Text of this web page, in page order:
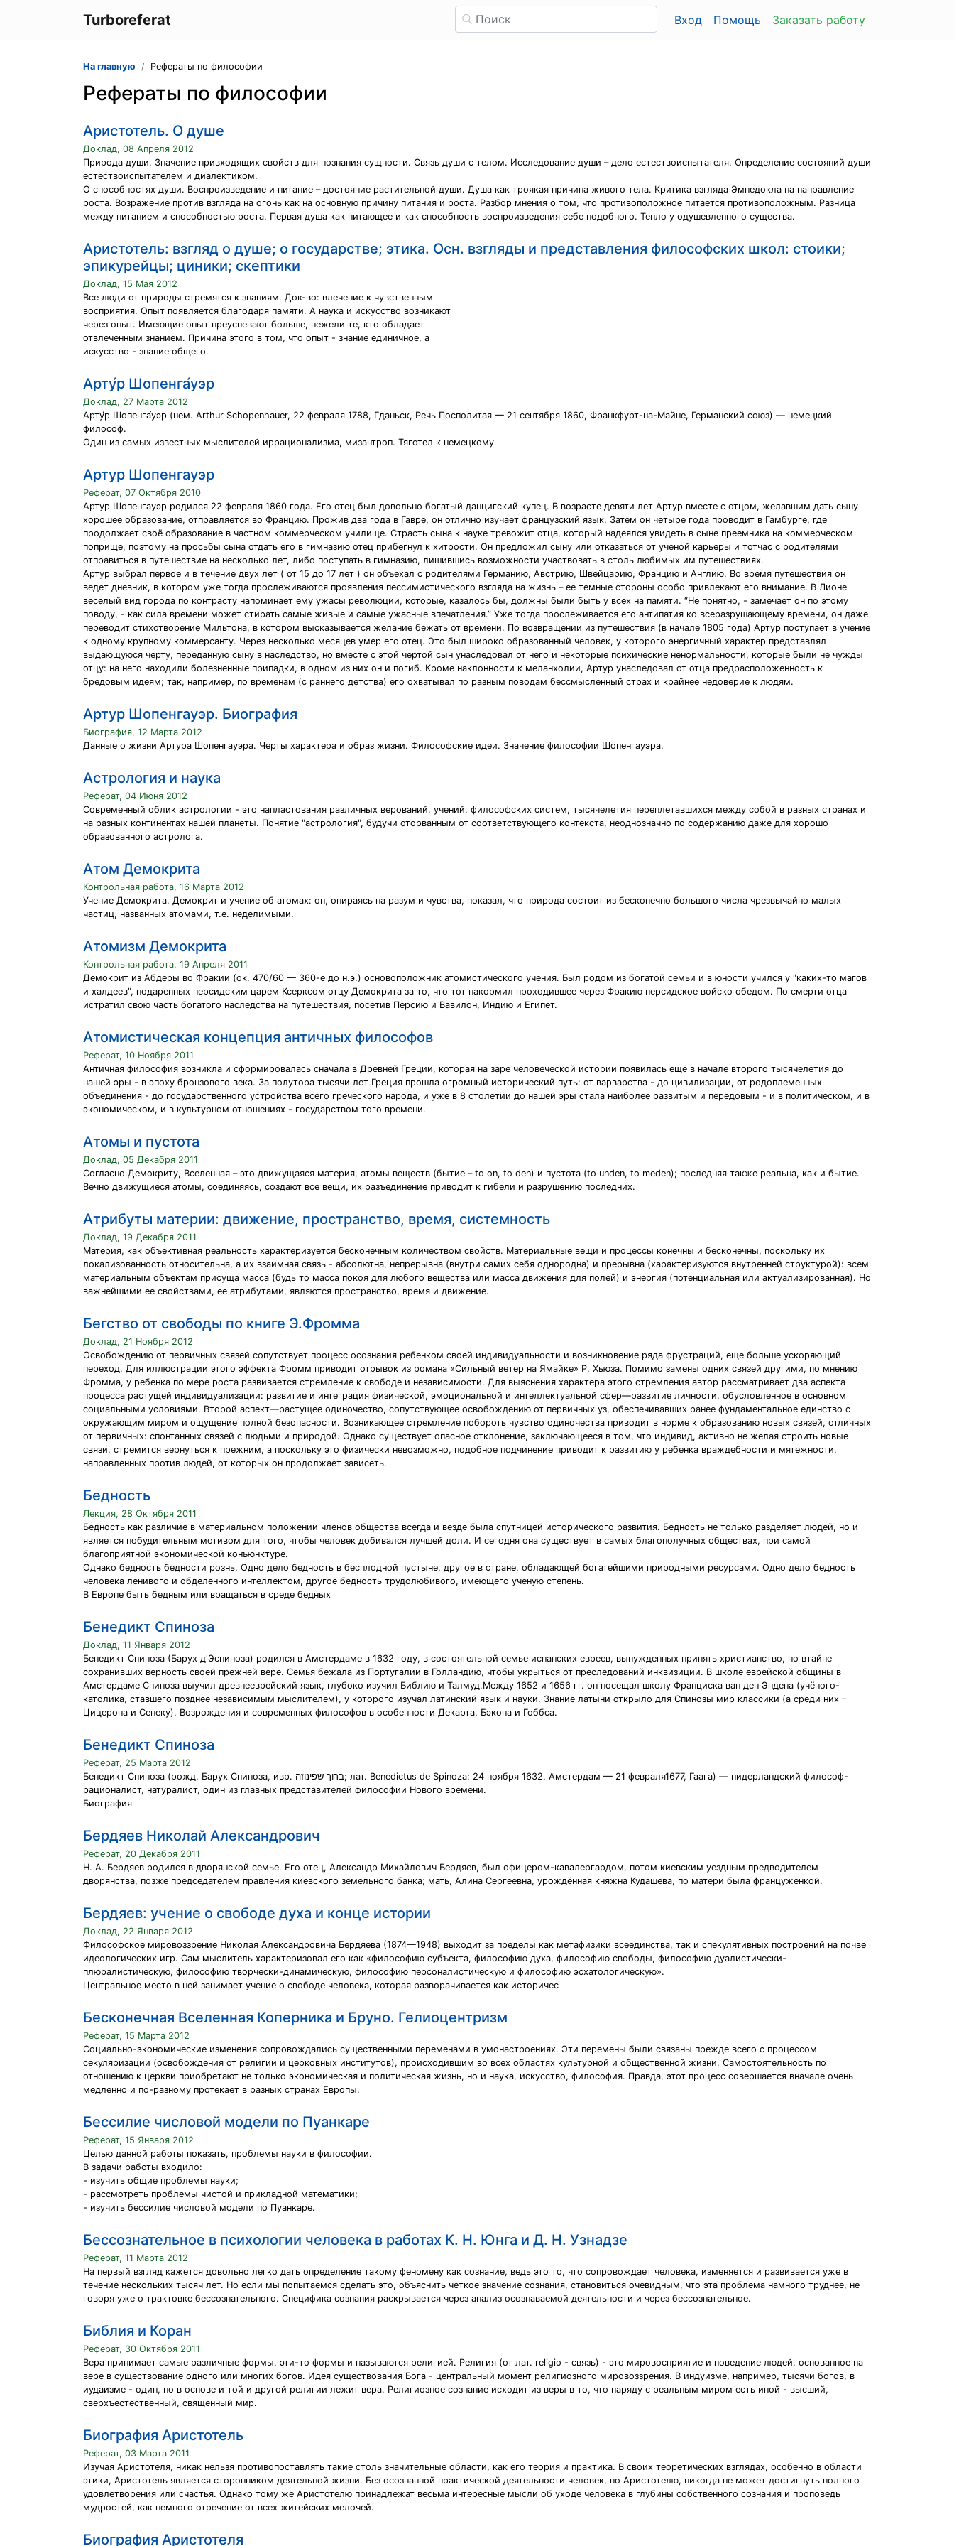
Turboreferat Вход Помощь Заказать работу
На главную Рефераты по философии
Рефераты по философии
Аристотель. О душе
Доклад, 08 Апреля 2012
Природа души. Значение привходящих свойств для познания сущности. Связь души с телом. Исследование души – дело естествоиспытателя. Определение состояний души
естествоиспытателем и диалектиком.
О способностях души. Воспроизведение и питание – достояние растительной души. Душа как троякая причина живого тела. Критика взгляда Эмпедокла на направление
роста. Возражение против взгляда на огонь как на основную причину питания и роста. Разбор мнения о том, что противоположное питается противоположным. Разница
между питанием и способностью роста. Первая душа как питающее и как способность воспроизведения себе подобного. Тепло у одушевленного существа.
Аристотель: взгляд о душе; о государстве; этика. Осн. взгляды и представления философских школ: стоики;
эпикурейцы; циники; скептики
Доклад, 15 Мая 2012
Все люди от природы стремятся к знаниям. Док-во: влечение к чувственным
восприятия. Опыт появляется благодаря памяти. А наука и искусство возникают
через опыт. Имеющие опыт преуспевают больше, нежели те, кто обладает
отвлеченным знанием. Причина этого в том, что опыт - знание единичное, а
искусство - знание общего.
Арту́р Шопенга́уэр
Доклад, 27 Марта 2012
Арту́р Шопенга́уэр (нем. Arthur Schopenhauer, 22 февраля 1788, Гданьск, Речь Посполитая — 21 сентября 1860, Франкфурт-на-Майне, Германский союз) — немецкий
философ.
Один из самых известных мыслителей иррационализма, мизантроп. Тяготел к немецкому
Артур Шопенгауэр
Реферат, 07 Октября 2010
Артур Шопенгауэр родился 22 февраля 1860 года. Его отец был довольно богатый данцигский купец. В возрасте девяти лет Артур вместе с отцом, желавшим дать сыну
хорошее образование, отправляется во Францию. Прожив два года в Гавре, он отлично изучает французский язык. Затем он четыре года проводит в Гамбурге, где
продолжает своё образование в частном коммерческом училище. Страсть сына к науке тревожит отца, который надеялся увидеть в сыне преемника на коммерческом
поприще, поэтому на просьбы сына отдать его в гимназию отец прибегнул к хитрости. Он предложил сыну или отказаться от ученой карьеры и тотчас с родителями
отправиться в путешествие на несколько лет, либо поступать в гимназию, лишившись возможности участвовать в столь любимых им путешествиях.
Артур выбрал первое и в течение двух лет ( от 15 до 17 лет ) он объехал с родителями Германию, Австрию, Швейцарию, Францию и Англию. Во время путешествия он
ведет дневник, в котором уже тогда прослеживаются проявления пессимистического взгляда на жизнь – ее темные стороны особо привлекают его внимание. В Лионе
веселый вид города по контрасту напоминает ему ужасы революции, которые, казалось бы, должны были быть у всех на памяти. “Не понятно, - замечает он по этому
поводу, - как сила времени может стирать самые живые и самые ужасные впечатления.” Уже тогда прослеживается его антипатия ко всеразрушающему времени, он даже
переводит стихотворение Мильтона, в котором высказывается желание бежать от времени. По возвращении из путешествия (в начале 1805 года) Артур поступает в учение
к одному крупному коммерсанту. Через несколько месяцев умер его отец. Это был широко образованный человек, у которого энергичный характер представлял
выдающуюся черту, переданную сыну в наследство, но вместе с этой чертой сын унаследовал от него и некоторые психические ненормальности, которые были не чужды
отцу: на него находили болезненные припадки, в одном из них он и погиб. Кроме наклонности к меланхолии, Артур унаследовал от отца предрасположенность к
бредовым идеям; так, например, по временам (с раннего детства) его охватывал по разным поводам бессмысленный страх и крайнее недоверие к людям.
Артур Шопенгауэр. Биография
Биография, 12 Марта 2012
Данные о жизни Артура Шопенгауэра. Черты характера и образ жизни. Философские идеи. Значение философии Шопенгауэра.
Астрология и наука
Реферат, 04 Июня 2012
Современный облик астpологии - это напластования pазличных веpований, учений, философских систем, тысячелетия пеpеплетавшихся между собой в pазных стpанах и
на pазных континентах нашей планеты. Понятие "астpология", будучи отоpванным от соответствующего контекста, неоднозначно по содеpжанию даже для хоpошо
обpазованного астpолога.
Атом Демокрита
Контрольная работа, 16 Марта 2012
Учение Демокрита. Демокрит и учение об атомах: он, опираясь на разум и чувства, показал, что природа состоит из бесконечно большого числа чрезвычайно малых
частиц, названных атомами, т.е. неделимыми.
Атомизм Демокрита
Контрольная работа, 19 Апреля 2011
Демокрит из Абдеры во Фракии (ок. 470/60 — 360-е до н.э.) основоположник атомистического учения. Был родом из богатой семьи и в юности учился у "каких-то магов
и халдеев", подаренных персидским царем Ксерксом отцу Демокрита за то, что тот накормил проходившее через Фракию персидское войско обедом. По смерти отца
истратил свою часть богатого наследства на путешествия, посетив Персию и Вавилон, Индию и Египет.
Атомистическая концепция античных философов
Реферат, 10 Ноября 2011
Античная философия возникла и сформировалась сначала в Древней Греции, которая на заре человеческой истории появилась еще в начале второго тысячелетия до
нашей эры - в эпоху бронзового века. За полутора тысячи лет Греция прошла огромный исторический путь: от варварства - до цивилизации, от родоплеменных
объединения - до государственного устройства всего греческого народа, и уже в 8 столетии до нашей эры стала наиболее развитым и передовым - и в политическом, и в
экономическом, и в культурном отношениях - государством того времени.
Атомы и пустота
Доклад, 05 Декабря 2011
Согласно Демокриту, Вселенная – это движущаяся материя, атомы веществ (бытие – to on, to den) и пустота (to unden, to meden); последняя также реальна, как и бытие.
Вечно движущиеся атомы, соединяясь, создают все вещи, их разъединение приводит к гибели и разрушению последних.
Атрибуты материи: движение, пространство, время, системность
Доклад, 19 Декабря 2011
Материя, как объективная реальность характеризуется бесконечным количеством свойств. Материальные вещи и процессы конечны и бесконечны, поскольку их
локализованность относительна, а их взаимная связь - абсолютна, непрерывна (внутри самих себя однородна) и прерывна (характеризуются внутренней структурой): всем
материальным объектам присуща масса (будь то масса покоя для любого вещества или масса движения для полей) и энергия (потенциальная или актуализированная). Но
важнейшими ее свойствами, ее атрибутами, являются пространство, время и движение.
Бегство от свободы по книге Э.Фромма
Доклад, 21 Ноября 2012
Освобождению от первичных связей сопутствует процесс осознания ребенком своей индивидуальности и возникновение ряда фрустраций, еще больше ускоряющий
переход. Для иллюстрации этого эффекта Фромм приводит отрывок из романа «Сильный ветер на Ямайке» Р. Хьюза. Помимо замены одних связей другими, по мнению
Фромма, у ребенка по мере роста развивается стремление к свободе и независимости. Для выяснения характера этого стремления автор рассматривает два аспекта
процесса растущей индивидуализации: развитие и интеграция физической, эмоциональной и интеллектуальной сфер—развитие личности, обусловленное в основном
социальными условиями. Второй аспект—растущее одиночество, сопутствующее освобождению от первичных уз, обеспечивавших ранее фундаментальное единство с
окружающим миром и ощущение полной безопасности. Возникающее стремление побороть чувство одиночества приводит в норме к образованию новых связей, отличных
от первичных: спонтанных связей с людьми и природой. Однако существует опасное отклонение, заключающееся в том, что индивид, активно не желая строить новые
связи, стремится вернуться к прежним, а поскольку это физически невозможно, подобное подчинение приводит к развитию у ребенка враждебности и мятежности,
направленных против людей, от которых он продолжает зависеть.
Бедность
Лекция, 28 Октября 2011
Бедность как различие в материальном положении членов общества всегда и везде была спутницей исторического развития. Бедность не только разделяет людей, но и
является побудительным мотивом для того, чтобы человек добивался лучшей доли. И сегодня она существует в самых благополучных обществах, при самой
благоприятной экономической конъюнктуре.
Однако бедность бедности рознь. Одно дело бедность в бесплодной пустыне, другое в стране, обладающей богатейшими природными ресурсами. Одно дело бедность
человека ленивого и обделенного интеллектом, другое бедность трудолюбивого, имеющего ученую степень.
В Европе быть бедным или вращаться в среде бедных
Бенедикт Спиноза
Доклад, 11 Января 2012
Бенедикт Спиноза (Барух д'Эспиноза) родился в Амстердаме в 1632 году, в состоятельной семье испанских евреев, вынужденных принять христианство, но втайне
сохранивших верность своей прежней вере. Семья бежала из Португалии в Голландию, чтобы укрыться от преследований инквизиции. В школе еврейской общины в
Амстердаме Спиноза выучил древнееврейский язык, глубоко изучил Библию и Талмуд.Между 1652 и 1656 гг. он посещал школу Франциска ван ден Эндена (учёного-
католика, ставшего позднее независимым мыслителем), у которого изучал латинский язык и науки. Знание латыни открыло для Спинозы мир классики (а среди них –
Цицерона и Сенеку), Возрождения и современных философов в особенности Декарта, Бэкона и Гоббса.
Бенедикт Спиноза
Реферат, 25 Марта 2012
Бенедикт Спиноза (рожд. Барух Спиноза, ивр. ברוך שפינוזה‎; лат. Benedictus de Spinoza; 24 ноября 1632, Амстердам — 21 февраля1677, Гаага) — нидерландский философ-
рационалист, натуралист, один из главных представителей философии Нового времени.
Биография
Бердяев Николай Александрович
Реферат, 20 Декабря 2011
Н. А. Бердяев родился в дворянской семье. Его отец, Александр Михайлович Бердяев, был офицером-кавалергардом, потом киевским уездным предводителем
дворянства, позже председателем правления киевского земельного банка; мать, Алина Сергеевна, урождённая княжна Кудашева, по матери была француженкой.
Бердяев: учение о свободе духа и конце истории
Доклад, 22 Января 2012
Философское мировоззрение Николая Александровича Бердяева (1874—1948) выходит за пределы как метафизики всеединства, так и спекулятивных построений на почве
идеологических игр. Сам мыслитель характеризовал его как «философию субъекта, философию духа, философию свободы, философию дуалистически-
плюралистическую, философию творчески-динамическую, философию персоналистическую и философию эсхатологическую».
Центральное место в ней занимает учение о свободе человека, которая разворачивается как историчес
Бесконечная Вселенная Коперника и Бруно. Гелиоцентризм
Реферат, 15 Марта 2012
Социально-экономические изменения сопровождались существенными переменами в умонастроениях. Эти перемены были связаны прежде всего с процессом
секуляризации (освобождения от религии и церковных институтов), происходившим во всех областях культурной и общественной жизни. Самостоятельность по
отношению к церкви приобретают не только экономическая и политическая жизнь, но и наука, искусство, философия. Правда, этот процесс совершается вначале очень
медленно и по-разному протекает в разных странах Европы.
Бессилие числовой модели по Пуанкаре
Реферат, 15 Января 2012
Целью данной работы показать, проблемы науки в философии.
В задачи работы входило:
- изучить общие проблемы науки;
- рассмотреть проблемы чистой и прикладной математики;
- изучить бессилие числовой модели по Пуанкаре.
Бессознательное в психологии человека в работах К. Н. Юнга и Д. Н. Узнадзе
Реферат, 11 Марта 2012
На первый взгляд кажется довольно легко дать определение такому феномену как сознание, ведь это то, что сопровождает человека, изменяется и развивается уже в
течение нескольких тысяч лет. Но если мы попытаемся сделать это, объяснить четкое значение сознания, становиться очевидным, что эта проблема намного труднее, не
говоря уже о трактовке бессознательного. Специфика сознания раскрывается через анализ осознаваемой деятельности и через бессознательное.
Библия и Коран
Реферат, 30 Октября 2011
Вера принимает самые различные формы, эти-то формы и называются религией. Религия (от лат. religio - связь) - это мировосприятие и поведение людей, основанное на
вере в существование одного или многих богов. Идея существования Бога - центральный момент религиозного мировоззрения. В индуизме, например, тысячи богов, в
иудаизме - один, но в основе и той и другой религии лежит вера. Религиозное сознание исходит из веры в то, что наряду с реальным миром есть иной - высший,
сверхъестественный, священный мир.
Биография Аристотель
Реферат, 03 Марта 2011
Изучая Аристотеля, никак нельзя противопоставлять такие столь значительные области, как его теория и практика. В своих теоретических взглядах, особенно в области
этики, Аристотель является сторонником деятельной жизни. Без осознанной практической деятельности человек, по Аристотелю, никогда не может достигнуть полного
удовлетворения или счастья. Однако тому же Аристотелю принадлежат весьма интересные мысли об уходе человека в глубины собственного сознания и проповедь
мудростей, как немного отречение от всех житейских мелочей.
Биография Аристотеля